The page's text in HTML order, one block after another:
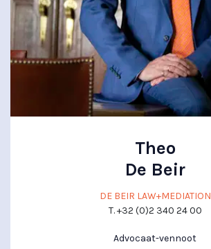
Theo
De Beir
DE BEIR LAW+MEDIATION
T. +32 (0)2 340 24 00
Advocaat-vennoot